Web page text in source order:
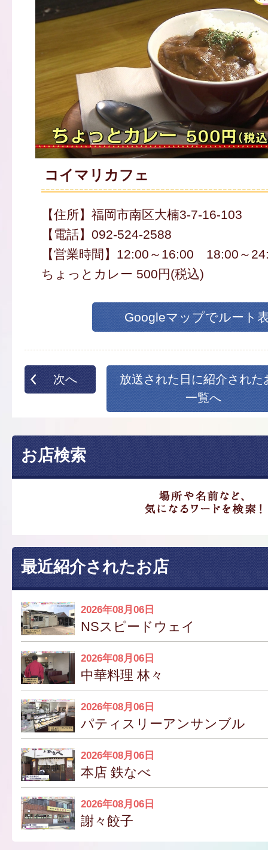
コイマリカフェ
【住所】福岡市南区大楠3-7-16-103
【電話】092-524-2588
【営業時間】12:00～16:00 18:00～
ちょっとカレー 500円(税込)
Googleマップでルート
次へ
放送された日に紹介された
一覧へ
お店検索
最近紹介されたお店
2026年08月06日
NSスピードウェイ
2026年08月06日
中華料理 林々
2026年08月06日
パティスリーアンサンブル
2026年08月06日
本店 鉄なべ
2026年08月06日
謝々餃子